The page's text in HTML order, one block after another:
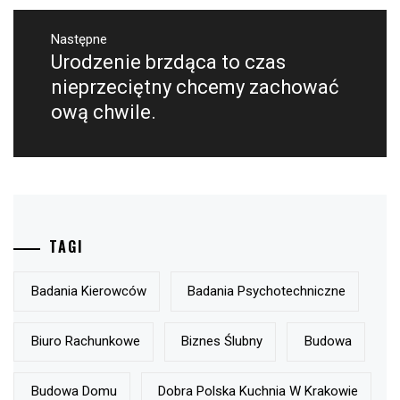
Następne
Następny
post:
Urodzenie brzdąca to czas
nieprzeciętny chcemy zachować
ową chwile.
TAGI
Badania Kierowców Badania Psychotechniczne
Biuro Rachunkowe Biznes Ślubny Budowa
Budowa Domu Dobra Polska Kuchnia W Krakowie